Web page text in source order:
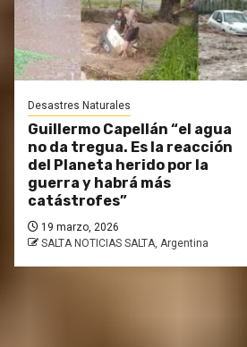
Desastres Naturales
Guillermo Capellán “el agua
no da tregua. Es la reacción
del Planeta herido por la
guerra y habrá más
catástrofes”
19 marzo, 2026
SALTA NOTICIAS SALTA, Argentina